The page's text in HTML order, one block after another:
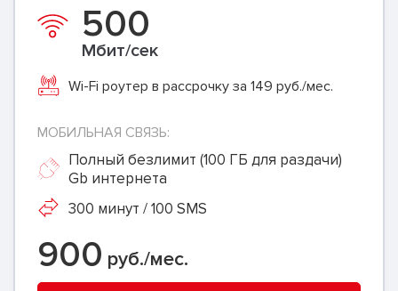
500
Мбит/сек
Wi-Fi роутер в рассрочку за 149 руб./мес.
МОБИЛЬНАЯ СВЯЗЬ:
Полный безлимит (100 ГБ для раздачи)
Gb интернета
300 минут / 100 SMS
900 руб./мес.